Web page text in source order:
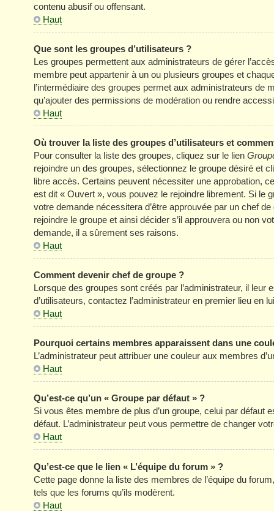
contenu abusif ou offensant.
Haut
Que sont les groupes d’utilisateurs ?
Les groupes permettent aux administrateurs de gérer
membre peut appartenir à un ou plusieurs groupes et
l’intermédiaire des groupes permet aux administrateurs
qu’ajouter des permissions de modération ou rendre
Haut
Où trouver la liste des groupes d’utilisateurs et
Pour consulter la liste des groupes, cliquez sur le lien
rejoindre un des groupes, sélectionnez le groupe désiré et
libre accès. Certains peuvent nécessiter une approbation,
est dit « Ouvert », vous pouvez le rejoindre librement. Si le
votre demande nécessitera d’être approuvée par un chef
rejoindre le groupe et ainsi décider s’il approuvera ou non
demande, il a sûrement ses raisons.
Haut
Comment devenir chef de groupe ?
Lorsque des groupes sont créés par l’administrateur, il
d’utilisateurs, contactez l’administrateur en premier lieu en
Haut
Pourquoi certains membres apparaissent dans une
L’administrateur peut attribuer une couleur aux membres
Haut
Qu’est-ce qu’un « Groupe par défaut » ?
Si vous êtes membre de plus d’un groupe, celui par défaut
défaut. L’administrateur peut vous permettre de changer
Haut
Qu’est-ce que le lien « L’équipe du forum » ?
Cette page donne la liste des membres de l’équipe du
tels que les forums qu’ils modèrent.
Haut